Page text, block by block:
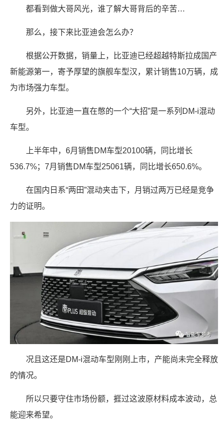
都看到做大哥风光，谁了解大哥背后的辛苦…
那么，接下来比亚迪会怎么办？
根据公开数据，销量上，比亚迪已经超越特斯拉成国产
新能源第一，寄予厚望的旗舰车型汉，累计销售10万辆，成
为市场强力车型。
另外，比亚迪一直在憋的一个“大招”是一系列DM-i混动
车型。
上半年中，6月销售DM车型20100辆，同比增长
536.7%；7月销售DM车型25061辆，同比增长650.6%。
在国内日系“两田”混动夹击下，月销过两万已经是竞争
力的证明。
况且这还是DM-i混动车型刚刚上市，产能尚未完全释放
的情况。
所以只要守住市场份额，捱过这波原材料成本波动，总
能迎来希望。